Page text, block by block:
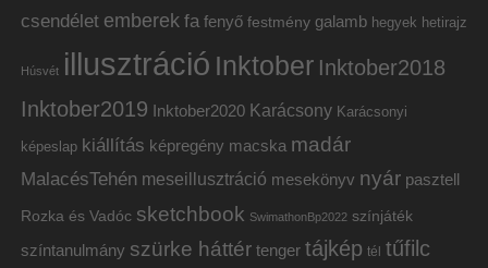
csendélet emberek fa fenyő festmény galamb hegyek hetirajz
Húsvét illusztráció Inktober Inktober2018
Inktober2019 Inktober2020 Karácsony Karácsonyi
képeslap kiállítás képregény macska madár
MalacésTehén meseillusztráció mesekönyv nyár pasztell
Rozka és Vadóc sketchbook SwimathonBp2022 színjáték
színtanulmány szürke háttér tenger tájkép tél tűfilc